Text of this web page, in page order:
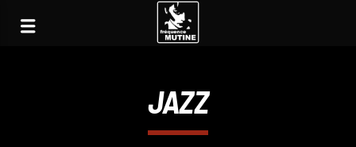
JAZZ